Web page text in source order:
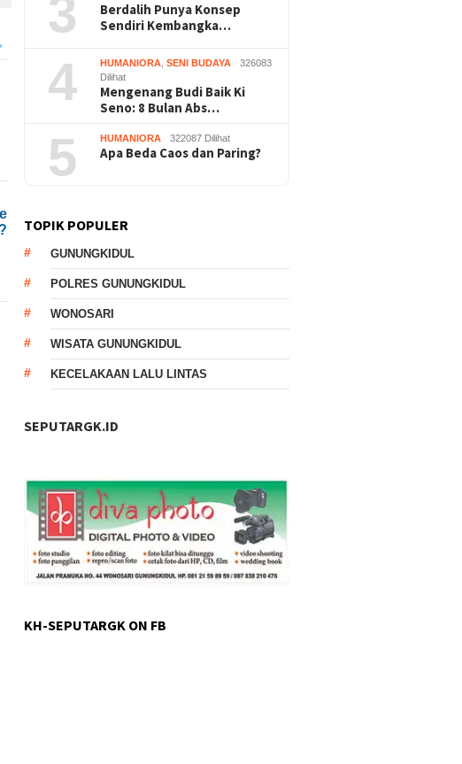
3
Berdalih Punya Konsep
Sendiri Kembangka…
4 HUMANIORA ,SENI BUDAYA
326083
Dilihat
Mengenang Budi Baik Ki
Seno: 8 Bulan Abs…
5 HUMANIORA 322087 Dilihat
Apa Beda Caos dan Paring?
TOPIK POPULER
GUNUNGKIDUL
POLRES GUNUNGKIDUL
WONOSARI
WISATA GUNUNGKIDUL
KECELAKAAN LALU LINTAS
SEPUTARGK.ID
KH-SEPUTARGK ON FB